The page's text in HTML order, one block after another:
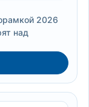
2026
над